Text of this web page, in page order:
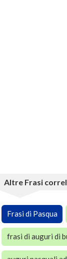
Altre Frasi
Frasi di Pasqua
frasi di auguri di